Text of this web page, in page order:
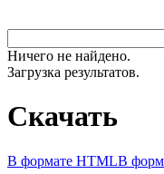
Ничего не найдено.
Загрузка результатов.
Скачать
В формате HTMLВ